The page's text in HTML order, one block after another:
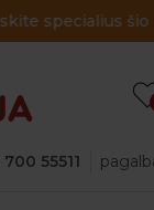
specialius šio
55511